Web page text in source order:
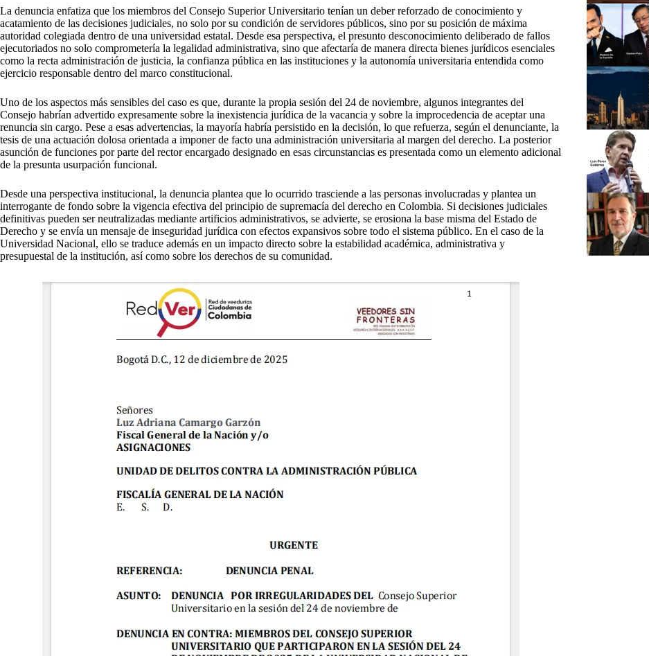
La denuncia enfatiza que los miembros del Consejo Superior Universitario tenían un deber reforzado de conocimiento y
acatamiento de las decisiones judiciales, no solo por su condición de servidores públicos, sino por su posición de máxima
autoridad colegiada dentro de una universidad estatal. Desde esa perspectiva, el presunto desconocimiento deliberado de fallos
ejecutoriados no solo comprometería la legalidad administrativa, sino que afectaría de manera directa bienes jurídicos esenciales
como la recta administración de justicia, la confianza pública en las instituciones y la autonomía universitaria entendida como
ejercicio responsable dentro del marco constitucional.
Uno de los aspectos más sensibles del caso es que, durante la propia sesión del 24 de noviembre, algunos integrantes del
Consejo habrían advertido expresamente sobre la inexistencia jurídica de la vacancia y sobre la improcedencia de aceptar una
renuncia sin cargo. Pese a esas advertencias, la mayoría habría persistido en la decisión, lo que refuerza, según el denunciante, la
tesis de una actuación dolosa orientada a imponer de facto una administración universitaria al margen del derecho. La posterior
asunción de funciones por parte del rector encargado designado en esas circunstancias es presentada como un elemento adicional
de la presunta usurpación funcional.
Desde una perspectiva institucional, la denuncia plantea que lo ocurrido trasciende a las personas involucradas y plantea un
interrogante de fondo sobre la vigencia efectiva del principio de supremacía del derecho en Colombia. Si decisiones judiciales
definitivas pueden ser neutralizadas mediante artificios administrativos, se advierte, se erosiona la base misma del Estado de
Derecho y se envía un mensaje de inseguridad jurídica con efectos expansivos sobre todo el sistema público. En el caso de la
Universidad Nacional, ello se traduce además en un impacto directo sobre la estabilidad académica, administrativa y
presupuestal de la institución, así como sobre los derechos de su comunidad.